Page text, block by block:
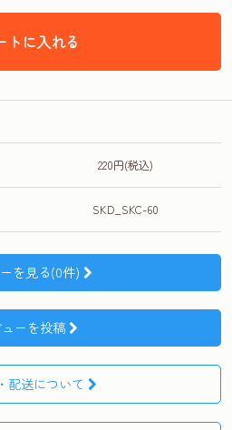
トに入れる
220円(税込)
SKD_SKC-60
を見る(0件)
ューを投稿
配送について